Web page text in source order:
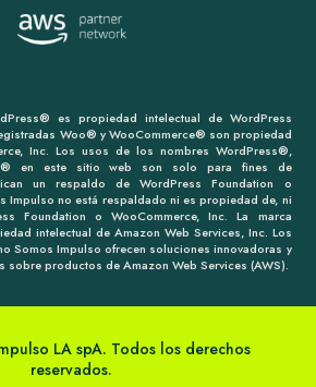
es propiedad intelectual de WordPress
Woo® y WooCommerce® son propiedad
Inc. Los usos de los nombres WordPress®,
en este sitio web son solo para fines de
un respaldo de WordPress Foundation o
Impulso no está respaldado ni es propiedad de, ni
Foundation o WooCommerce, Inc. La marca
intelectual de Amazon Web Services, Inc. Los
Somos Impulso ofrecen soluciones innovadoras y
sobre productos de Amazon Web Services (AWS).
LA spA. Todos los derechos
reservados.